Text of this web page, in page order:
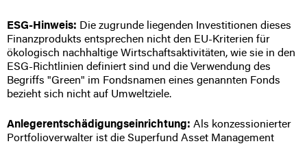
ESG-Hinweis: Die zugrunde liegenden Investitionen dieses
Finanzprodukts entsprechen nicht den EU-Kriterien für
ökologisch nachhaltige Wirtschaftsaktivitäten, wie sie in den
ESG-Richtlinien definiert sind und die Verwendung des
Begriffs "Green" im Fondsnamen eines genannten Fonds
bezieht sich nicht auf Umweltziele.
Anlegerentschädigungseinrichtung: Als konzessionierter
Portfolioverwalter ist die Superfund Asset Management